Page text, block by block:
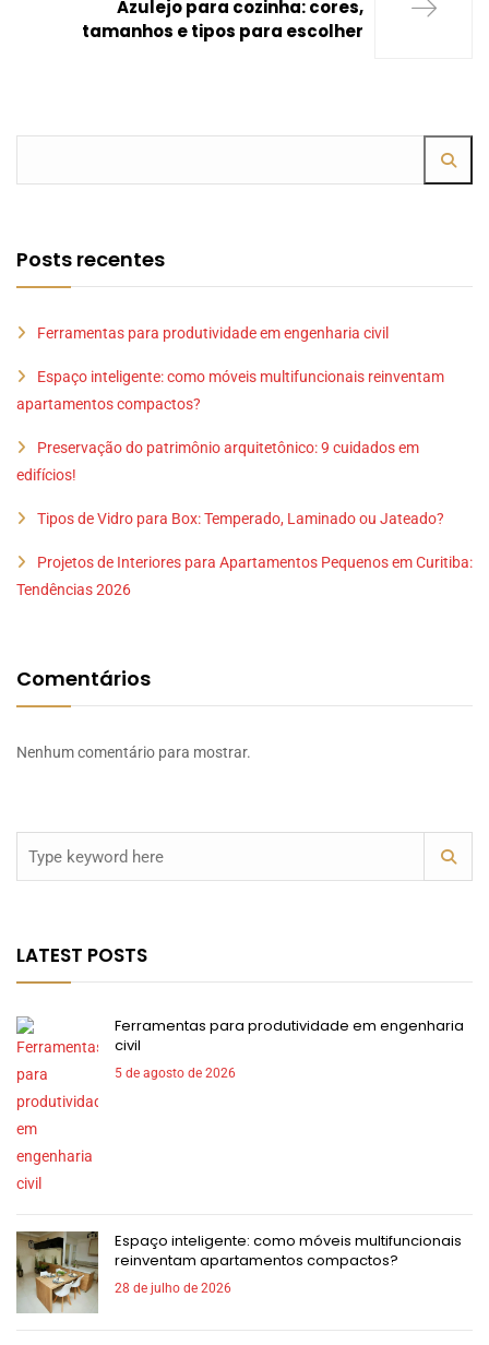
Azulejo para cozinha: cores,
tamanhos e tipos para escolher
Posts recentes
Ferramentas para produtividade em engenharia civil
Espaço inteligente: como móveis multifuncionais reinventam
apartamentos compactos?
Preservação do patrimônio arquitetônico: 9 cuidados em
edifícios!
Tipos de Vidro para Box: Temperado, Laminado ou Jateado?
Projetos de Interiores para Apartamentos Pequenos em Curitiba:
Tendências 2026
Comentários
Nenhum comentário para mostrar.
LATEST POSTS
Ferramentas para produtividade em engenharia
civil
5 de agosto de 2026
Espaço inteligente: como móveis multifuncionais
reinventam apartamentos compactos?
28 de julho de 2026